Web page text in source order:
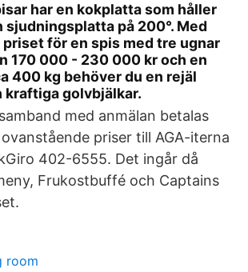
har en kokplatta som håller
sjudningsplatta på 200°. Med
för en spis med tre ugnar
170 000 - 230 000 kr och en
400 kg behöver du en rejäl
kraftiga golvbjälkar.
med anmälan betalas
priser till AGA-iterna
402-6555. Det ingår då
Frukostbuffé och Captains
room